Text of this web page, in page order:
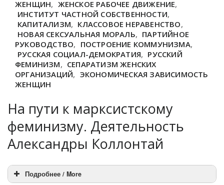
ЖЕНЩИН, ЖЕНСКОЕ РАБОЧЕЕ ДВИЖЕНИЕ,
ИНСТИТУТ ЧАСТНОЙ СОБСТВЕННОСТИ,
КАПИТАЛИЗМ, КЛАССОВОЕ НЕРАВЕНСТВО,
НОВАЯ СЕКСУАЛЬНАЯ МОРАЛЬ, ПАРТИЙНОЕ
РУКОВОДСТВО, ПОСТРОЕНИЕ КОММУНИЗМА,
РУССКАЯ СОЦИАЛ-ДЕМОКРАТИЯ, РУССКИЙ
ФЕМИНИЗМ, СЕПАРАТИЗМ ЖЕНСКИХ
ОРГАНИЗАЦИЙ, ЭКОНОМИЧЕСКАЯ ЗАВИСИМОСТЬ
ЖЕНЩИН
На пути к марксистскому
феминизму. Деятельность
Александры Коллонтай
Подробнее / More